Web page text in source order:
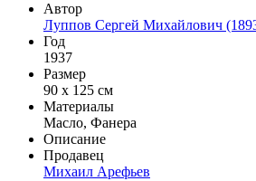
Автор
Луппов Сергей Михайлович
Год
1937
Размер
90 х 125 см
Материалы
Масло, Фанера
Описание
Продавец
Михаил Арефьев